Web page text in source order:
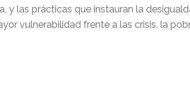
las prácticas que instauran la
vulnerabilidad frente a las crisis, la